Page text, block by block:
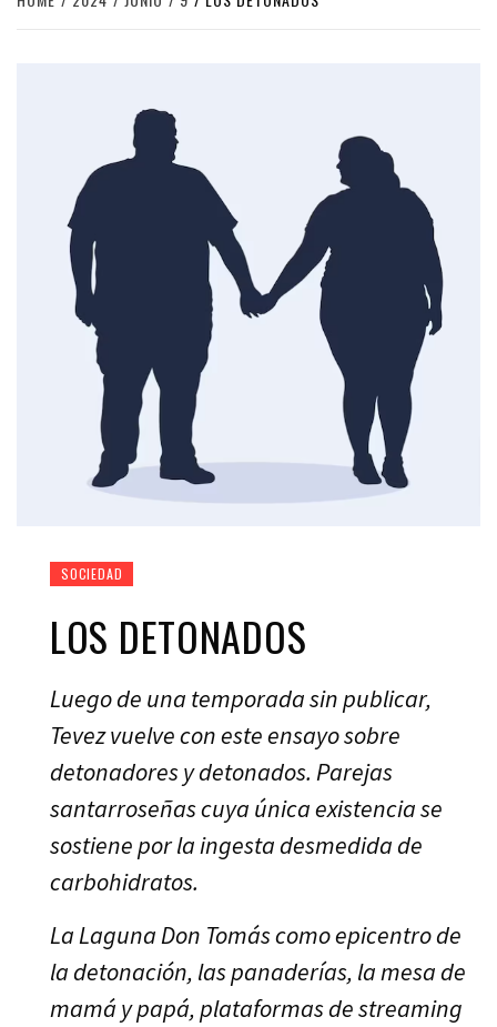
SOCIEDAD
LOS DETONADOS
Luego de una temporada sin publicar,
Tevez vuelve con este ensayo sobre
detonadores y detonados. Parejas
santarroseñas cuya única existencia se
sostiene por la ingesta desmedida de
carbohidratos.
La Laguna Don Tomás como epicentro de
la detonación, las panaderías, la mesa de
mamá y papá, plataformas de streaming